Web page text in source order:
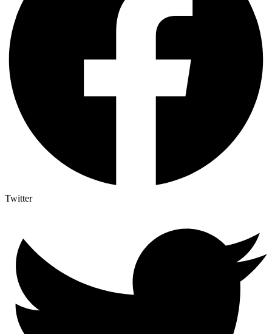
Twitter